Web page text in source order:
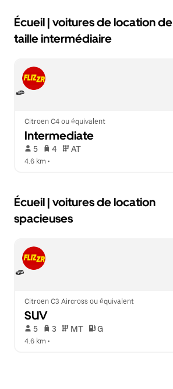
Écueil | voitures de location de
taille intermédiaire
Citroen C4 ou équivalent
Intermediate
5 4 AT
4.6 km •
Écueil | voitures de location
spacieuses
Citroen C3 Aircross ou équivalent
SUV
5 3 MT G
4.6 km •